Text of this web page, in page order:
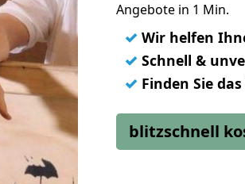
Angebote in 1 Min.
✓ Wir helfen
✓ Schnell &
✓ Finden Sie
blitzschnell